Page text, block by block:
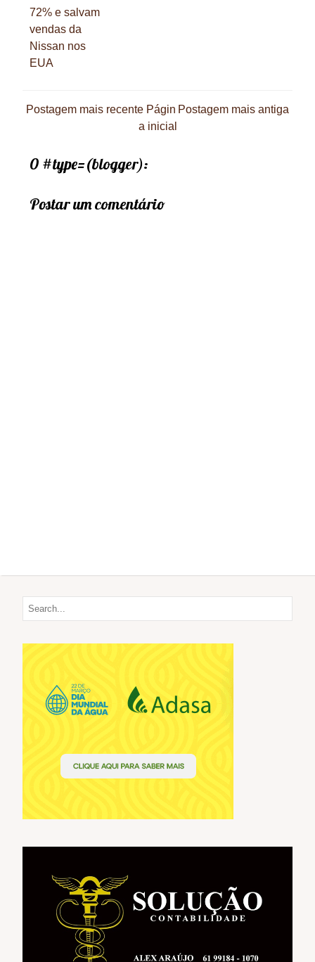
72% e salvam
vendas da
Nissan nos
EUA
Postagem mais recente Postagem mais antiga
Págin
a inicial
0 #type=(blogger):
Postar um comentário